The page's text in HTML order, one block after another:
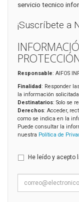
servicio tecnico
¡Suscríbete a
Responsable: AIFOS
Finalidad: Responder
la información
Destinatarios: Solo se
Derechos: Acceder,
como se indica en la
Puede consultar la
nuestra Política de
He leído y acepto